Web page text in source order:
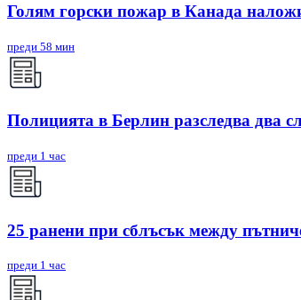
Голям горски пожар в Канада
преди 58 мин
Полицията в Берлин разследва два
преди 1 час
25 ранени при сблъсък между
преди 1 час